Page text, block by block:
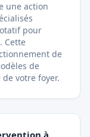
une action
pour
Cette
de
de
votre foyer.
à